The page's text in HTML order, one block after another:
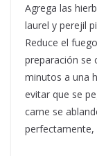
Agrega las
laurel y perejil
Reduce el
preparación se
minutos a una
evitar que se
carne se
perfectamente,